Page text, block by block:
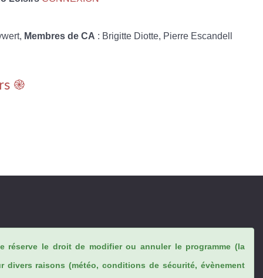
Membres de CA : Brigitte Diotte, Pierre Escandell
֎
réserve le droit de modifier ou annuler le programme (la
divers raisons (météo, conditions de sécurité, évènement